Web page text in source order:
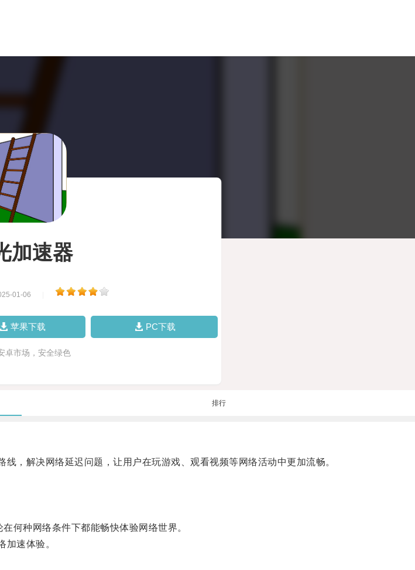
加速器
01-06
苹果下载 PC下载
卓市场，安全绿色
排行
解决网络延迟问题，让用户在玩游戏、观看视频等网络活动中更加流畅。
种网络条件下都能畅快体验网络世界。
速体验。